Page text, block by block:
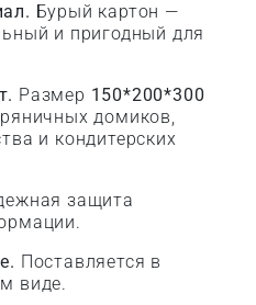
Бурый картон —
и пригодный для
Размер 150*200*300
домиков,
и кондитерских
защита
Поставляется в
виде.